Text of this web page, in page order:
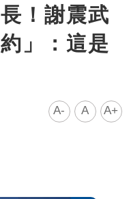
！謝震武
」：這是
A- A A+